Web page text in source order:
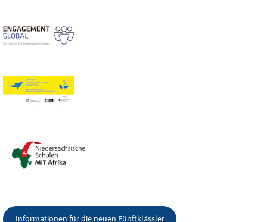
Informationen für die neuen Fünftklässler